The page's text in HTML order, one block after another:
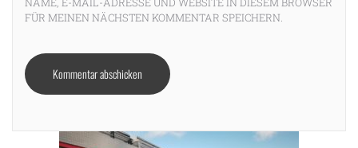
FÜR MEINEN NÄCHSTEN KOMMENTAR SPEICHERN.